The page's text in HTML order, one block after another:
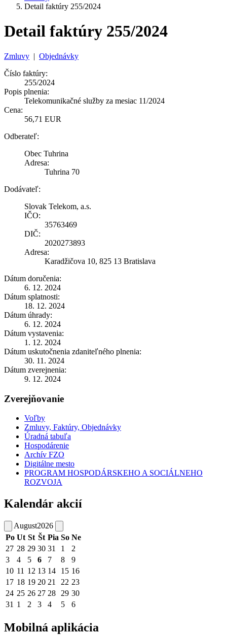
Detail faktúry 255/2024
Detail faktúry 255/2024
Zmluvy | Objednávky
Číslo faktúry:
255/2024
Popis plnenia:
Telekomunikačné služby za mesiac 11/2024
Cena:
56,71 EUR
Odberateľ:
Obec Tuhrina
Adresa:
Tuhrina 70
Dodávateľ:
Slovak Telekom, a.s.
IČO:
35763469
DIČ:
2020273893
Adresa:
Karadžičova 10, 825 13 Bratislava
Dátum doručenia:
6. 12. 2024
Dátum splatnosti:
18. 12. 2024
Dátum úhrady:
6. 12. 2024
Dátum vystavenia:
1. 12. 2024
Dátum uskutočnenia zdaniteľného plnenia:
30. 11. 2024
Dátum zverejnenia:
9. 12. 2024
Zverejňovanie
Voľby
Zmluvy, Faktúry, Objednávky
Úradná tabuľa
Hospodárenie
Archív FZO
Digitálne mesto
PROGRAM HOSPODÁRSKEHO A SOCIÁLNEHO
ROZVOJA
Kalendár akcií
August2026
Po Ut St Št Pia So Ne
27 28 29 30 31 1
2
3
4 5 6 7 8
9
10 11 12 13 14 15 16
17 18 19 20 21 22 23
24 25 26 27 28 29 30
31 1 2 3 4 5 6
Mobilná aplikácia